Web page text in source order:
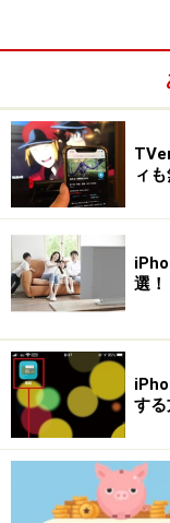
楽天モバイ
定しよう
では楽天モバイル
①SIMロックの解除
まずは必要に応
ィ
選！
す